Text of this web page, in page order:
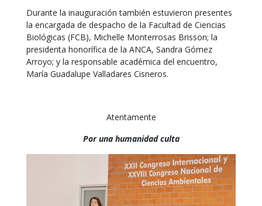
Durante la inauguración también estuvieron presentes
la encargada de despacho de la Facultad de Ciencias
Biológicas (FCB), Michelle Monterrosas Brisson; la
presidenta honorífica de la ANCA, Sandra Gómez
Arroyo; y la responsable académica del encuentro,
María Guadalupe Valladares Cisneros.
Atentamente
Por una humanidad culta